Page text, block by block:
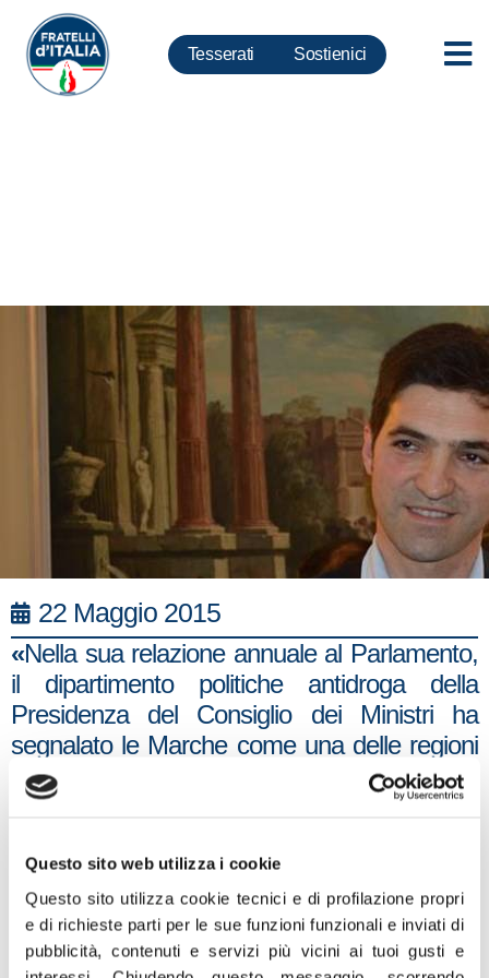
Questo sito web utilizza i cookie
Questo sito utilizza cookie tecnici e di profilazione propri
e di richieste parti per le sue funzioni funzionali e inviati di
pubblicità, contenuti e servizi più vicini ai tuoi gusti e
Tesserati Sostienici
22 Maggio 2015
«Nella sua relazione annuale al Parlamento,
il dipartimento politiche antidroga della
Presidenza del Consiglio dei Ministri ha
segnalato le Marche come una delle regioni
dove è più alto l’uso di sostanze
stupefacenti, in particolare di eroina e
spetta uno dei più alti tassi di mortalità per
overdose in Italia. Intanto nei giovani (15-19
anni) il consumo di cannabis e di altre
sostanze stimolanti è aumentato sia nel